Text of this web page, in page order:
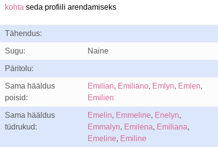
kohta seda profiili arendamiseks
Tähendus:
Sugu: Naine
Päritolu:
Sama hääldus
poisid:
Emilian, Emiliano, Emlyn, Emlen,
Emilien
Sama hääldus
tüdrukud:
Emelin, Emmeline, Enelyn,
Emmalyn, Emilena, Emiliana,
Emeline, Emiline